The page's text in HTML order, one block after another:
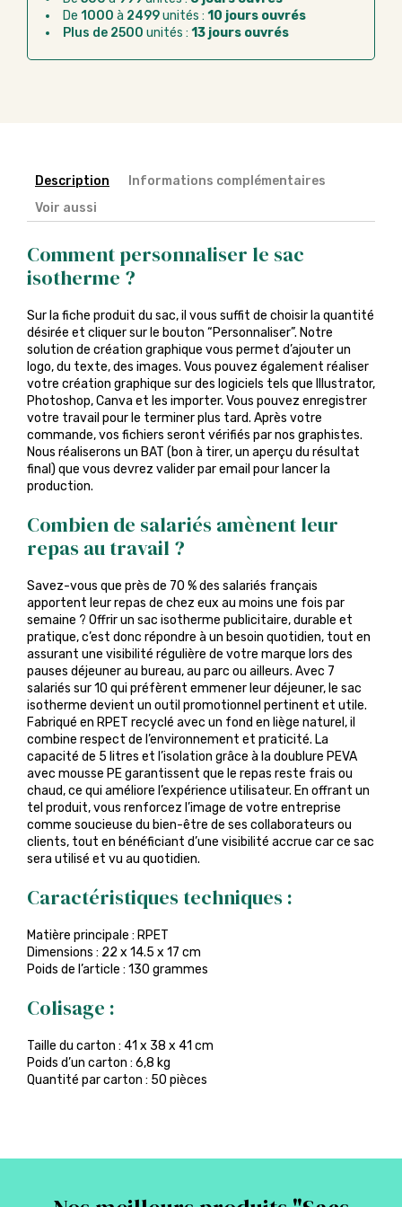
administratif après la commande
De 1000 à 2499unités : 10 jours ouvrés
Plus de 2500 unités : 13 jours ouvrés
Description
Informations complémentaires
Voir aussi
Comment personnaliser le sac
isotherme ?
Sur la fiche produit du sac, il vous suffit de choisir la quantité
désirée et cliquer sur le bouton “Personnaliser”. Notre
solution de création graphique vous permet d’ajouter un
logo, du texte, des images. Vous pouvez également réaliser
votre création graphique sur des logiciels tels que Illustrator,
Photoshop, Canva et les importer. Vous pouvez enregistrer
votre travail pour le terminer plus tard. Après votre
commande, vos fichiers seront vérifiés par nos graphistes.
Nous réaliserons un BAT (bon à tirer, un aperçu du résultat
final) que vous devrez valider par email pour lancer la
production.
Combien de salariés amènent leur
repas au travail ?
Savez-vous que près de 70 % des salariés français
apportent leur repas de chez eux au moins une fois par
semaine ? Offrir un sac isotherme publicitaire, durable et
pratique, c’est donc répondre à un besoin quotidien, tout en
assurant une visibilité régulière de votre marque lors des
pauses déjeuner au bureau, au parc ou ailleurs. Avec 7
salariés sur 10 qui préfèrent emmener leur déjeuner, le sac
isotherme devient un outil promotionnel pertinent et utile.
Fabriqué en RPET recyclé avec un fond en liège naturel, il
combine respect de l’environnement et praticité. La
capacité de 5 litres et l’isolation grâce à la doublure PEVA
avec mousse PE garantissent que le repas reste frais ou
chaud, ce qui améliore l’expérience utilisateur. En offrant un
tel produit, vous renforcez l’image de votre entreprise
comme soucieuse du bien-être de ses collaborateurs ou
clients, tout en bénéficiant d’une visibilité accrue car ce sac
sera utilisé et vu au quotidien.
Caractéristiques techniques :
Matière principale : RPET
Dimensions : 22 x 14.5 x 17 cm
Poids de l’article : 130 grammes
Colisage :
Taille du carton : 41 x 38 x 41 cm
Poids d’un carton : 6,8 kg
Quantité par carton : 50 pièces